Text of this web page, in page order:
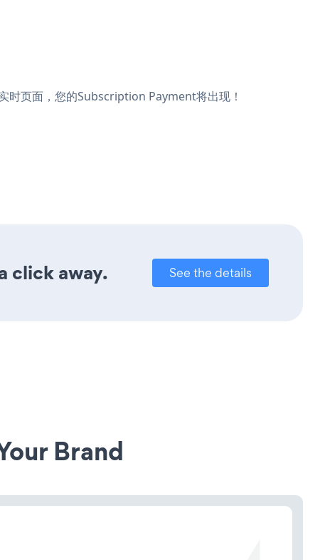
页面，您的Subscription Payment将出现！
click away. See the details
Brand